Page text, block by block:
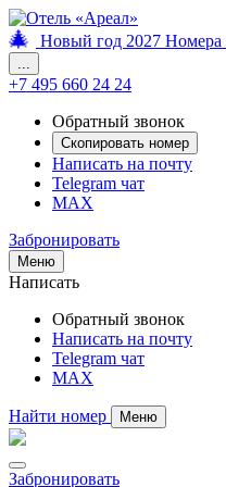
🎄 Новый год 2027 Номера
...
+7 495 660 24 24
Обратный звонок
Скопировать номер
Написать на почту
Telegram чат
MAX
Забронировать
Меню
Написать
Обратный звонок
Написать на почту
Telegram чат
MAX
Найти номер Меню
Забронировать